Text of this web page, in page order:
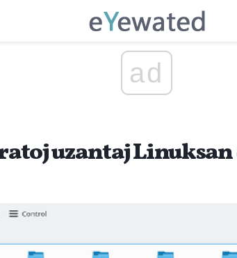
ad
uzantaj